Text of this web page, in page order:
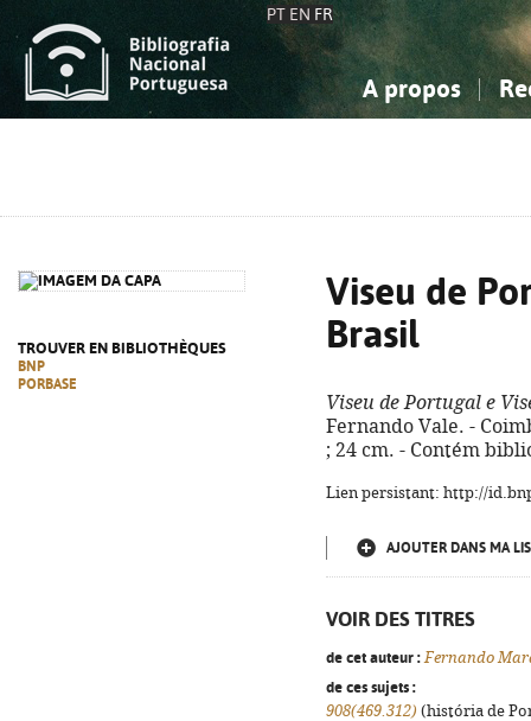
PT EN FR
A propos
TROUVER EN BIBLIOTHÈQUES
BNP
PORBASE
Viseu de
Brasil
Viseu de Portugal e
Fernando Vale. -
; 24 cm. - Contém
Lien persistant: http://
AJOUTER DANS MA
VOIR DES TITRES
de cet auteur : Fernando
de ces sujets :
908(469.312) (história de